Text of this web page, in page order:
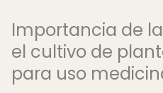
Importancia de
el cultivo de
para uso